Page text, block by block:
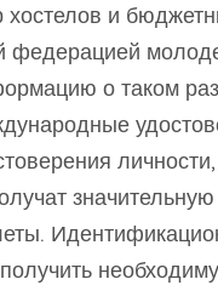
и
федерацией
о таком